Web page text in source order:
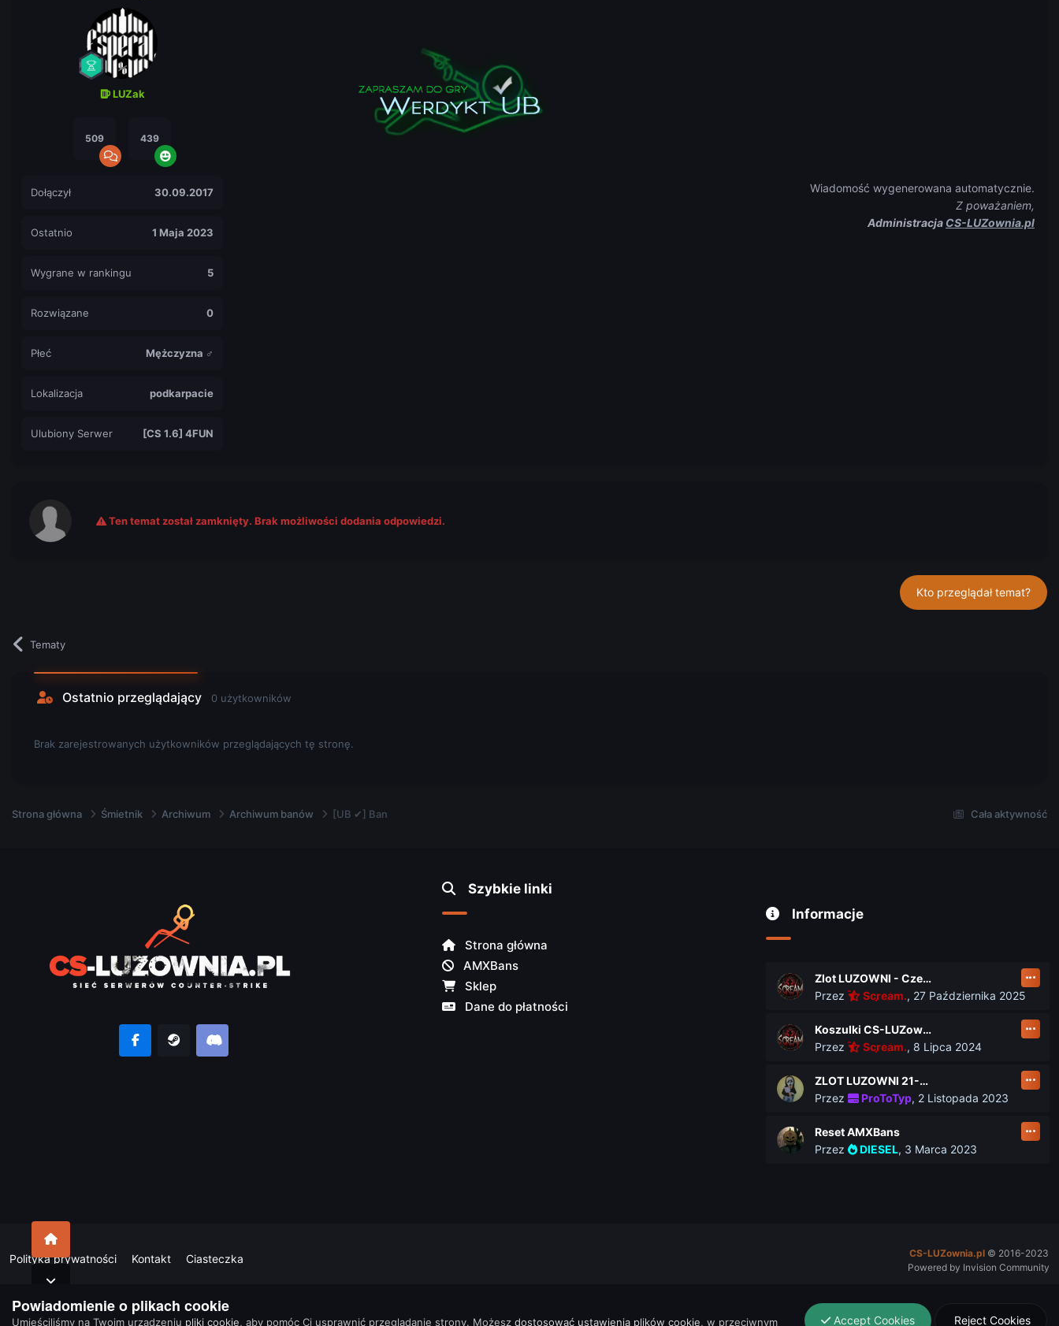
LUZak
509 439
Dołączył 30.09.2017
Ostatnio 1 Maja 2023
Wygrane w rankingu 5
Rozwiązane 0
Płeć Mężczyzna ♂
Lokalizacja podkarpacie
Ulubiony Serwer [CS 1.6] 4FUN
Wiadomość wygenerowana automatycznie.
Z poważaniem,
Administracja CS-LUZownia.pl
Ten temat został zamknięty. Brak możliwości dodania odpowiedzi.
Kto przeglądał temat?
Tematy
Ostatnio przeglądający 0 użytkowników
Brak zarejestrowanych użytkowników przeglądających tę stronę.
Cała aktywność
Strona główna Śmietnik Archiwum Archiwum banów [UB ✔] Ban
Szybkie linki
Strona główna
AMXBans
Sklep
Dane do płatności
Informacje
Zlot LUZOWNI - Czerwiec 2026
Przez
Scream., 27 Października 2025
Koszulki CS-LUZownia.pl
Przez
Scream., 8 Lipca 2024
ZLOT LUZOWNI 21-23 czerwca
Przez
ProToTyp, 2 Listopada 2023
Reset AMXBans
Przez
DIESEL, 3 Marca 2023
Polityka prywatności Kontakt Ciasteczka CS-LUZownia.pl© 2016-2023
Powered by Invision Community
Powiadomienie o plikach cookie
Umieściliśmy na Twoim urządzeniu pliki cookie, aby pomóc Ci usprawnić przeglądanie strony. Możesz dostosować ustawienia plików cookie, w przeciwnym Accept Cookies Reject Cookies